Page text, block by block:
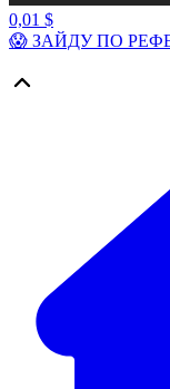
0,01 $
😱 ЗАЙДУ ПО